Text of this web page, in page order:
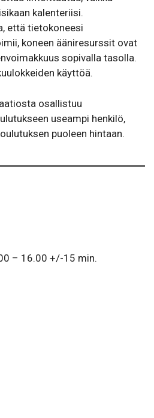
kalenteriisi.
että tietokoneesi
koneen ääniresurssit ovat
sopivalla tasolla.
käyttöä.
osallistuu
useampi henkilö,
puoleen hintaan.
– 16.00 +/-15 min.